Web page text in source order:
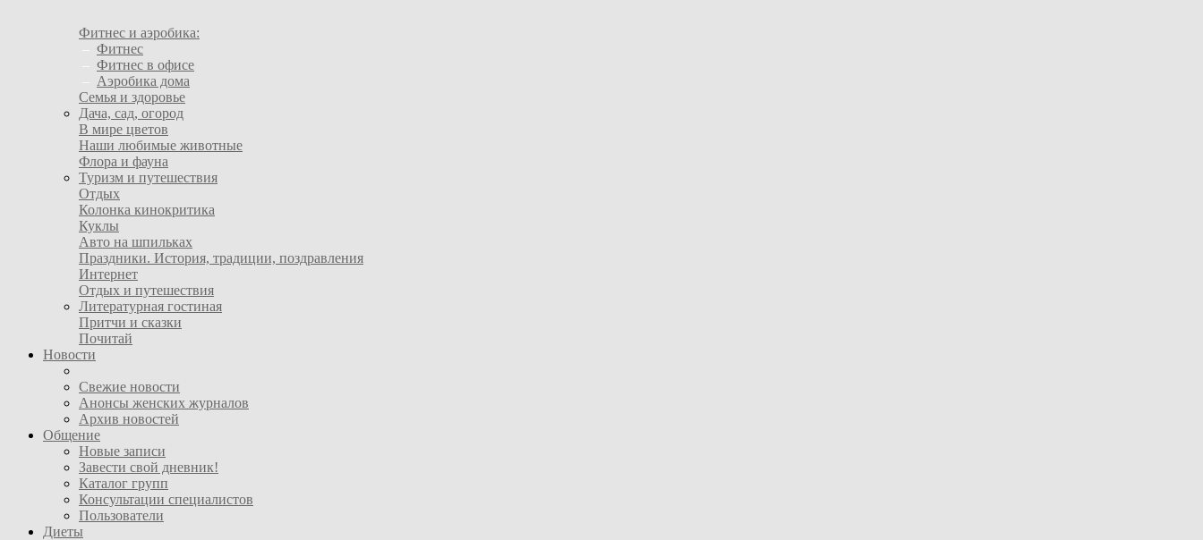
Фитнес и аэробика:
Фитнес
Фитнес в офисе
Аэробика дома
Семья и здоровье
Дача, сад, огород
В мире цветов
Наши любимые животные
Флора и фауна
Туризм и путешествия
Отдых
Колонка кинокритика
Куклы
Авто на шпильках
Праздники. История, традиции, поздравления
Интернет
Отдых и путешествия
Литературная гостиная
Притчи и сказки
Почитай
Новости
Свежие новости
Анонсы женских журналов
Архив новостей
Общение
Новые записи
Завести свой дневник!
Каталог групп
Консультации специалистов
Пользователи
Диеты